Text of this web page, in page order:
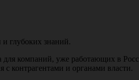
и глубоких знаний.
компаний, уже работающих в
контрагентами и органами власти.